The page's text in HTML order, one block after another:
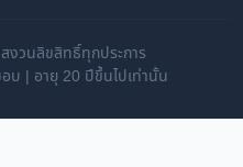
วนลิขสิทธิ์ทุกประการ
บ | อายุ 20 ปีขึ้นไปเท่านั้น